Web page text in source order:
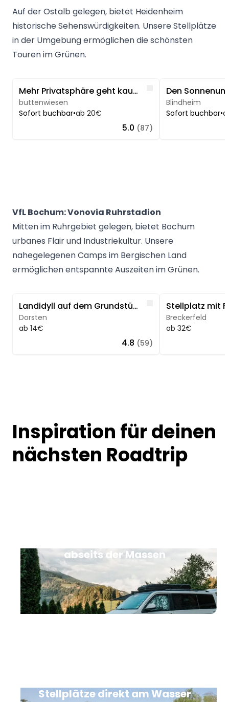
Auf der Ostalb gelegen, bietet Heidenheim
historische Sehenswürdigkeiten. Unsere Stellplätze
in der Umgebung ermöglichen die schönsten
Touren im Grünen.
Mehr Privatsphäre geht kaum...
buttenwiesen
Sofort buchbar•ab 20€
Like
5.0 (87)
Blindheim
Sofort buchbar•
VfL Bochum: Vonovia Ruhrstadion
Mitten im Ruhrgebiet gelegen, bietet Bochum
urbanes Flair und Industriekultur. Unsere
nahegelegenen Camps im Bergischen Land
ermöglichen entspannte Auszeiten im Grünen.
Landidyll auf dem Grundstück eines alten Resthofes
Dorsten
ab 14€
Like
4.8 (59)
Breckerfeld
ab 32€
Inspiration für deinen
nächsten Roadtrip
abseits der Massen
Stellplätze direkt am Wasser